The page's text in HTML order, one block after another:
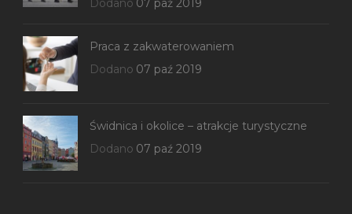
Dodano 07 paź 2019
Praca z zakwaterowaniem
Dodano 07 paź 2019
Świdnica i okolice – atrakcje turystyczne
Dodano 07 paź 2019